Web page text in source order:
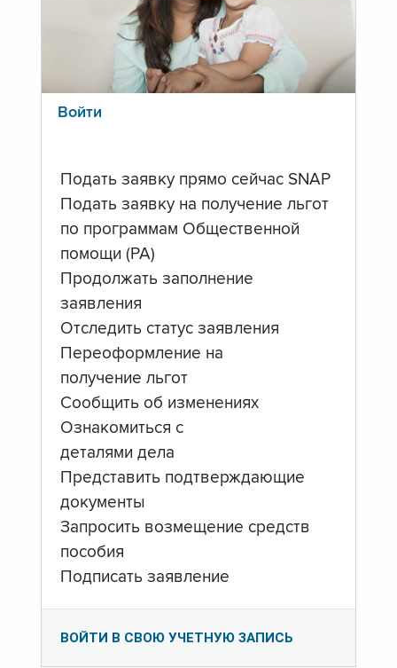
Войти
Подать заявку прямо сейчас SNAP
Подать заявку на получение льгот
по программам Общественной
помощи (PA)
Продолжать заполнение
заявления
Отследить статус заявления
Переоформление на
получение льгот
Сообщить об изменениях
Ознакомиться с
деталями дела
Представить подтверждающие
документы
Запросить возмещение средств
пособия
Подписать заявление
ВОЙТИ В СВОЮ УЧЕТНУЮ ЗАПИСЬ